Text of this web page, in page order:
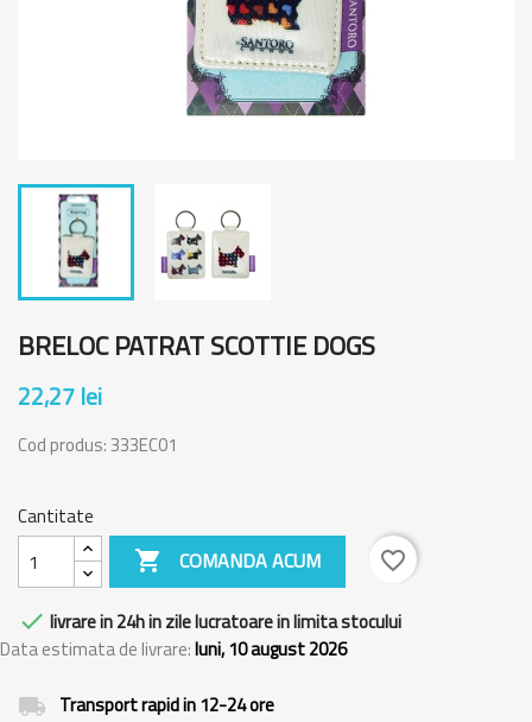
BRELOC PATRAT SCOTTIE DOGS
22,27 lei
Cod produs:333EC01
Cantitate
 COMANDA ACUM favorite_border
 livrare in 24h in zile lucratoare in limita stocului
Data estimata de livrare:luni, 10 august 2026
local_shipping Transport rapid in 12-24 ore